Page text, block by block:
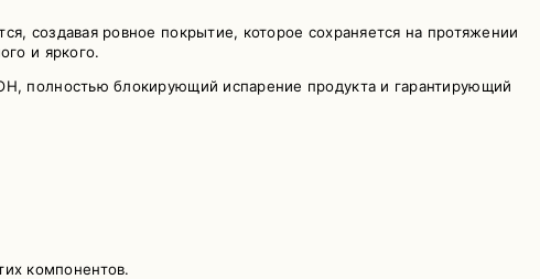
создавая ровное покрытие, которое сохраняется на протяжении
и яркого.
полностью блокирующий испарение продукта и гарантирующий
компонентов.